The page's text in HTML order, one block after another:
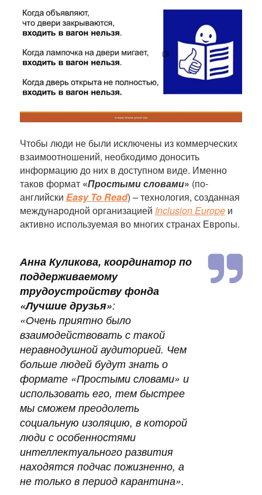
с
т
п
у
б
и
а
и
и
Чтобы люди не были исключены из коммерческих
взаимоотношений, необходимо доносить
информацию до них в доступном виде. Именно
таков формат «Простыми словами» (по-
английски Easy To Read) – технология, созданная
международной организацией Inclusion Europeи
активно используемая во многих странах Европы.
Анна Куликова, координатор по
поддерживаемому
трудоустройству фонда
«Лучшие друзья»:
«Очень приятно было
взаимодействовать с такой
неравнодушной аудиторией. Чем
больше людей будут знать о
формате «Простыми словами» и
использовать его, тем быстрее
мы сможем преодолеть
социальную изоляцию, в которой
люди с особенностями
интеллектуального развития
находятся подчас пожизненно, а
не только в период карантина».